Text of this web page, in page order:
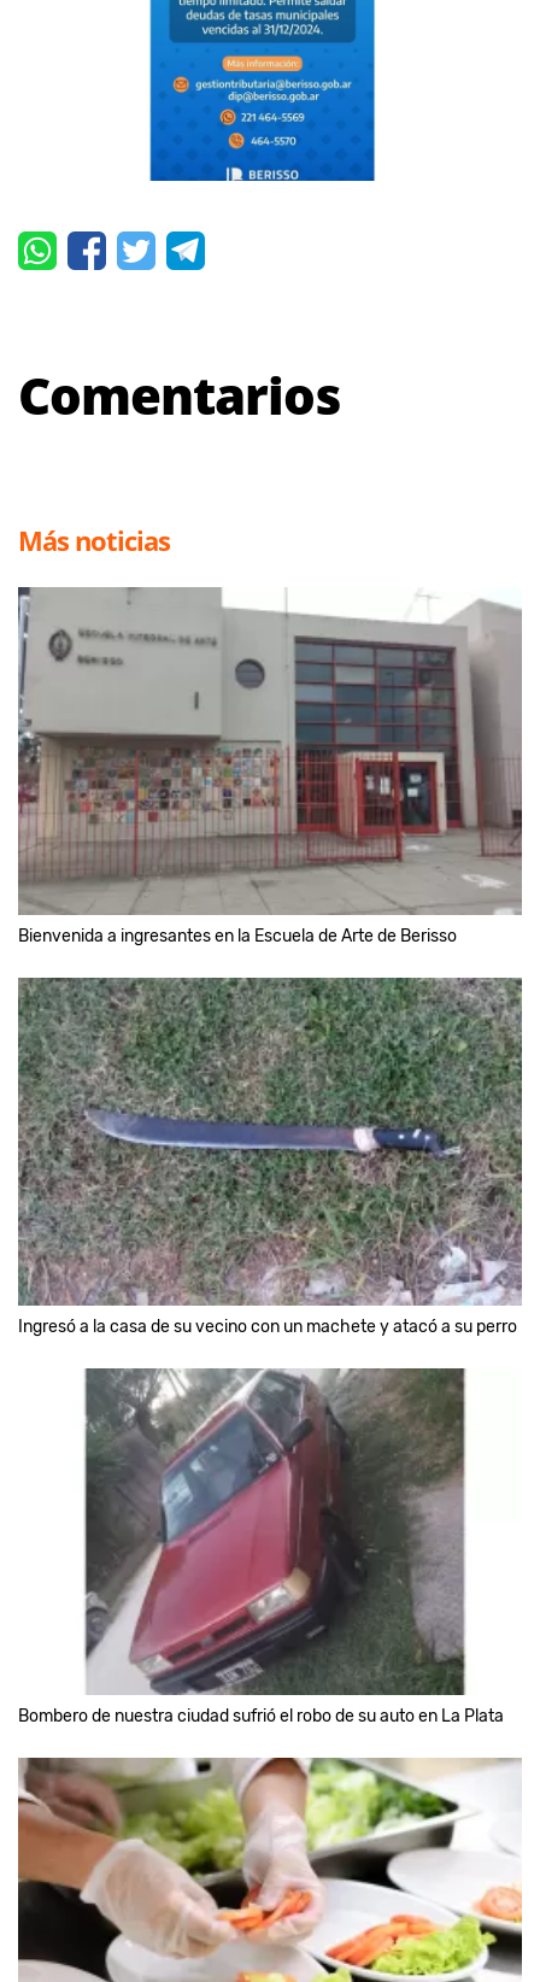
Comentarios
Más noticias
Bienvenida a ingresantes en la Escuela de Arte de Berisso
Ingresó a la casa de su vecino con un machete y atacó a su perro
Bombero de nuestra ciudad sufrió el robo de su auto en La Plata